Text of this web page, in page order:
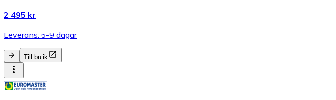
2 495 kr
Leverans: 6-9 dagar
Till butik